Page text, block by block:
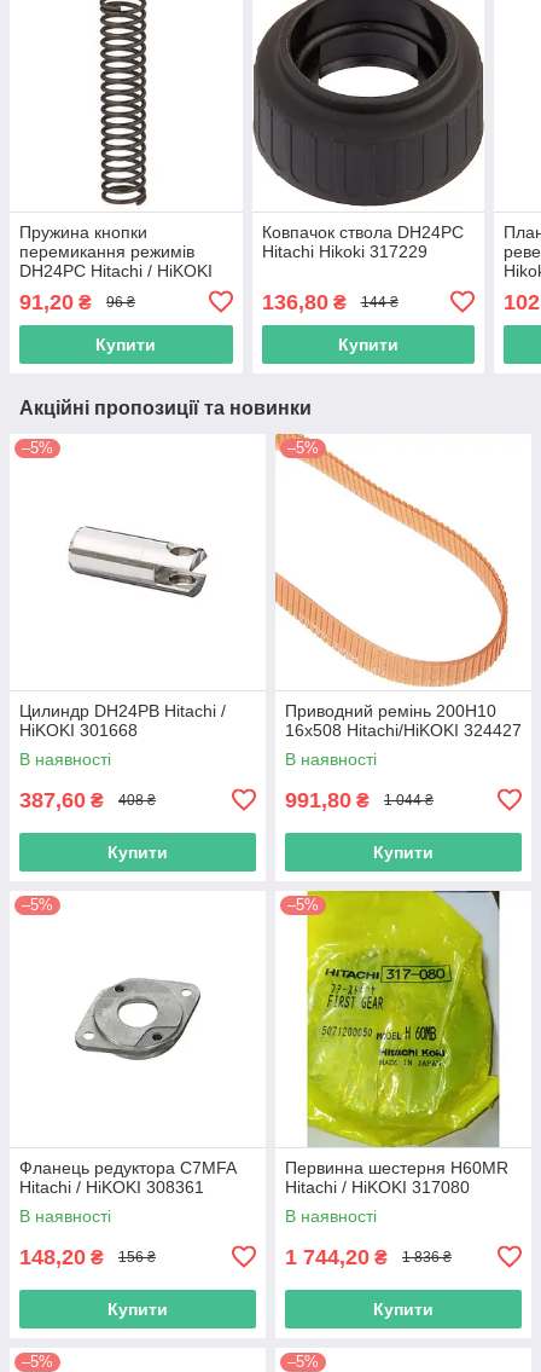
Пружина кнопки
перемикання режимів
DH24PC Hitachi / HiKOKI
91,20 ₴ 96 ₴
Купити
Ковпачок ствола DH24PC
Hitachi Hikoki 317229
136,80₴ 144 ₴
Купити
Акційні пропозиції та новинки
–5%
Цилиндр DH24PB Hitachi /
HiKOKI 301668
В наявності
387,60 ₴ 408 ₴
Купити
–5%
Приводний ремінь 200Н10
16х508 Hitachi/HiKOKI 324427
В наявності
991,80 ₴ 1 044 ₴
Купити
–5%
Фланець редуктора C7MFA
Hitachi / HiKOKI 308361
В наявності
148,20 ₴ 156 ₴
Купити
–5%
Первинна шестерня H60MR
Hitachi / HiKOKI 317080
В наявності
1 744,20 ₴ 1 836 ₴
Купити
–5% –5%